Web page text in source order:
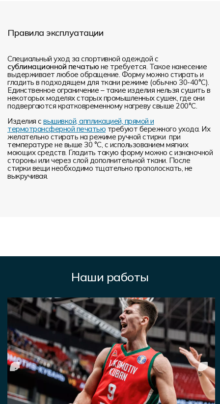
Правила эксплуатации
Специальный уход за спортивной одеждой с
сублимационной печатью не требуется. Такое нанесение
выдерживает любое обращение. Форму можно стирать и
гладить в подходящем для ткани режиме (обычно 30-40°С).
Единственное ограничение – такие изделия нельзя сушить в
некоторых моделях старых промышленных сушек, где они
подвергаются кратковременному нагреву свыше 200°С.
Изделия с вышивкой, аппликацией, прямой и
термотрансферной печатью требуют бережного ухода. Их
желательно стирать на режиме ручной стирки при
температуре не выше 30 °C, с использованием мягких
моющих средств. Гладить такую форму можно с изнаночной
стороны или через слой дополнительной ткани. После
стирки вещи необходимо тщательно прополоскать, не
выкручивая.
Наши работы